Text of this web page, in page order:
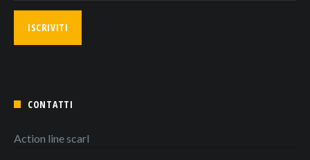
CONTATTI
Action line scarl